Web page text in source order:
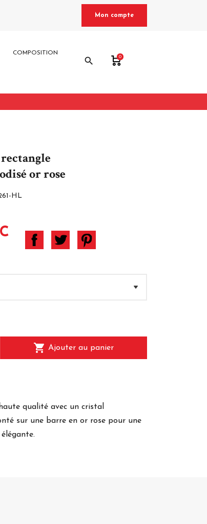
Mon compte
COMPOSITION
search 0
or rose
HL
shopping_cart Ajouter au panier
qualité avec un cristal
sur une barre en or rose pour une